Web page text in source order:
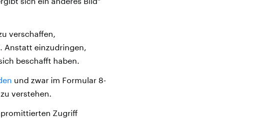
verschaffen,
Anstatt einzudringen,
beschafft haben.
und zwar im Formular 8-
verstehen.
Zugriff